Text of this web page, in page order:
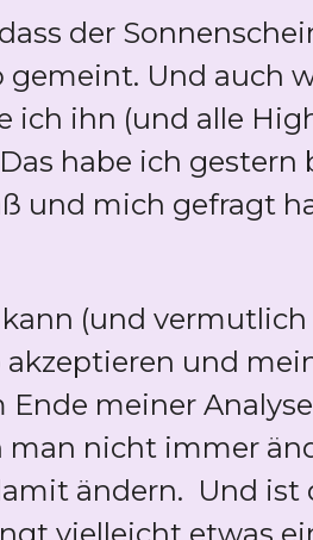
der
gemeint. Und auch
ihn (und alle
habe ich gestern
und mich gefragt
(und
und
meiner
nicht immer
ändern. Und ist